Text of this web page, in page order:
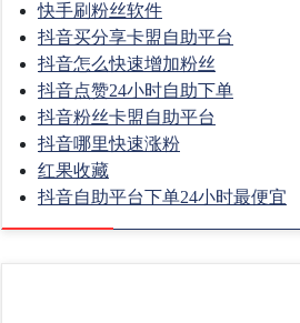
快手刷粉丝软件
抖音买分享卡盟自助平台
抖音怎么快速增加粉丝
抖音点赞24小时自助下单
抖音粉丝卡盟自助平台
抖音哪里快速涨粉
红果收藏
抖音自助平台下单24小时最便宜